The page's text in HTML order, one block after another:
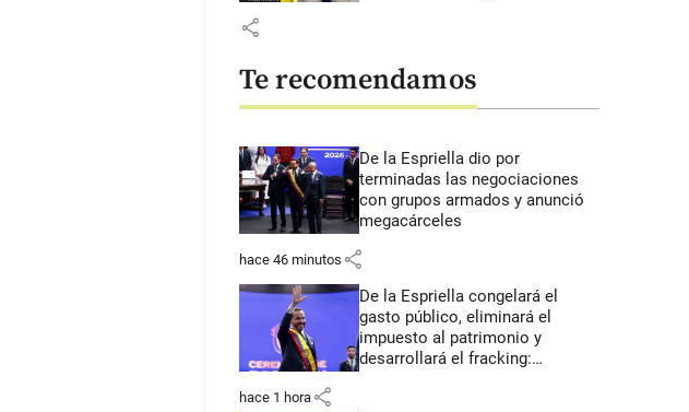
share
Te recomendamos
De la Espriella dio por
terminadas las negociaciones
con grupos armados y anunció
megacárceles
hace 46 minutos share
De la Espriella congelará el
gasto público, eliminará el
impuesto al patrimonio y
desarrollará el fracking:
hace 1 hora share